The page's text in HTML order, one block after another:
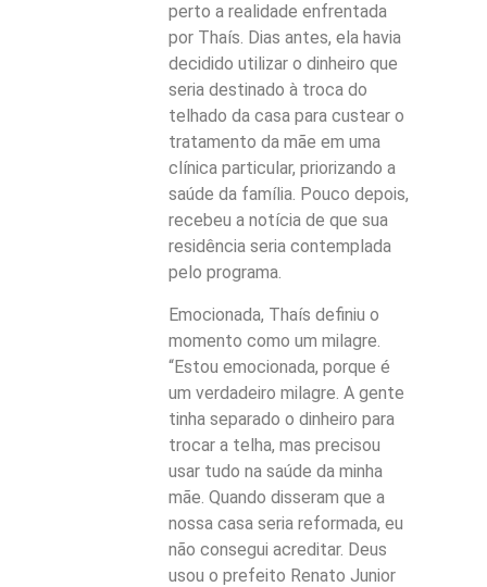
perto a realidade enfrentada
por Thaís. Dias antes, ela havia
decidido utilizar o dinheiro que
seria destinado à troca do
telhado da casa para custear o
tratamento da mãe em uma
clínica particular, priorizando a
saúde da família. Pouco depois,
recebeu a notícia de que sua
residência seria contemplada
pelo programa.
Emocionada, Thaís definiu o
momento como um milagre.
“Estou emocionada, porque é
um verdadeiro milagre. A gente
tinha separado o dinheiro para
trocar a telha, mas precisou
usar tudo na saúde da minha
mãe. Quando disseram que a
nossa casa seria reformada, eu
não consegui acreditar. Deus
usou o prefeito Renato Junior